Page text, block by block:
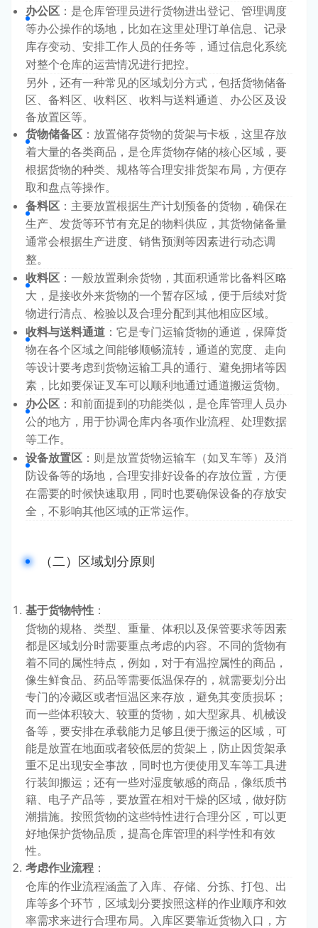
办公区 ：是仓库管理员进行货物进出登记、管理调度
等办公操作的场地，比如在这里处理订单信息、记录
库存变动、安排工作人员的任务等，通过信息化系统
对整个仓库的运营情况进行把控。
另外，还有一种常见的区域划分方式，包括货物储备
区、备料区、收料区、收料与送料通道、办公区及设
备放置区等。
货物储备区 ：放置储存货物的货架与卡板，这里存放
着大量的各类商品，是仓库货物存储的核心区域，要
根据货物的种类、规格等合理安排货架布局，方便存
取和盘点等操作。
备料区 ：主要放置根据生产计划预备的货物，确保在
生产、发货等环节有充足的物料供应，其货物储备量
通常会根据生产进度、销售预测等因素进行动态调
整。
收料区 ：一般放置剩余货物，其面积通常比备料区略
大，是接收外来货物的一个暂存区域，便于后续对货
物进行清点、检验以及合理分配到其他相应区域。
收料与送料通道 ：它是专门运输货物的通道，保障货
物在各个区域之间能够顺畅流转，通道的宽度、走向
等设计要考虑到货物运输工具的通行、避免拥堵等因
素，比如要保证叉车可以顺利地通过通道搬运货物。
办公区 ：和前面提到的功能类似，是仓库管理人员办
公的地方，用于协调仓库内各项作业流程、处理数据
等工作。
设备放置区 ：则是放置货物运输车（如叉车等）及消
防设备等的场地，合理安排好设备的存放位置，方便
在需要的时候快速取用，同时也要确保设备的存放安
全，不影响其他区域的正常运作。
（二）区域划分原则
基于货物特性 ：
货物的规格、类型、重量、体积以及保管要求等因素
都是区域划分时需要重点考虑的内容。不同的货物有
着不同的属性特点，例如，对于有温控属性的商品，
像生鲜食品、药品等需要低温保存的，就需要划分出
专门的冷藏区或者恒温区来存放，避免其变质损坏；
而一些体积较大、较重的货物，如大型家具、机械设
备等，要安排在承载能力足够且便于搬运的区域，可
能是放置在地面或者较低层的货架上，防止因货架承
重不足出现安全事故，同时也方便使用叉车等工具进
行装卸搬运；还有一些对湿度敏感的商品，像纸质书
籍、电子产品等，要放置在相对干燥的区域，做好防
潮措施。按照货物的这些特性进行合理分区，可以更
好地保护货物品质，提高仓库管理的科学性和有效
性。
考虑作业流程 ：
仓库的作业流程涵盖了入库、存储、分拣、打包、出
库等多个环节，区域划分要按照这样的作业顺序和效
率需求来进行合理布局。入库区要靠近货物入口，方